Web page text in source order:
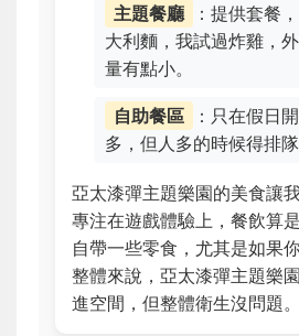
主題餐廳
：提供套餐
大利麵，我試過炸雞，
量有點小。
自助餐區
：只在假日
多，但人多的時候得排隊
亞太漆彈主題樂園的美食讓
專注在遊戲體驗上，餐飲算
自帶一些零食，尤其是如果
整體來說，亞太漆彈主題樂
進空間，但整體衛生沒問題。